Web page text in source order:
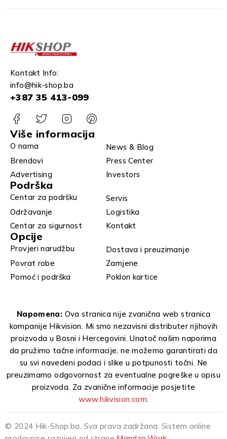
Kontakt Info:
info@hik-shop.ba
+387 35 413-099
Više informacija
O nama
News & Blog
Brendovi
Press Center
Advertising
Investors
Podrška
Centar za podršku
Servis
Održavanje
Logistika
Centar za sigurnost
Kontakt
Opcije
Provjeri narudžbu
Dostava i preuzimanje
Povrat robe
Zamjene
Pomoć i podrška
Poklon kartice
Napomena: Ova stranica nije zvanična web stranica
kompanije Hikvision. Mi smo nezavisni distributer njihovih
proizvoda u Bosni i Hercegovini. Unatoč našim naporima
da pružimo tačne informacije, ne možemo garantirati da
su svi navedeni podaci i slike u potpunosti točni. Ne
preuzimamo odgovornost za eventualne pogreške u opisu
proizvoda. Za zvanične informacije posjetite
www.hikvision.com.
© 2024 Hik-Shop.ba. Sva prava zadržana. Sistem online